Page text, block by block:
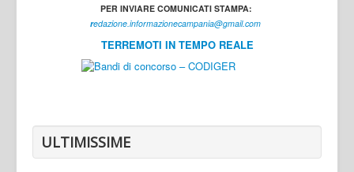
Caserta
PER INVIARE COMUNICATI STAMPA:
redazione.informazionecampania@gmail.com
TERREMOTI IN TEMPO REALE
ULTIMISSIME